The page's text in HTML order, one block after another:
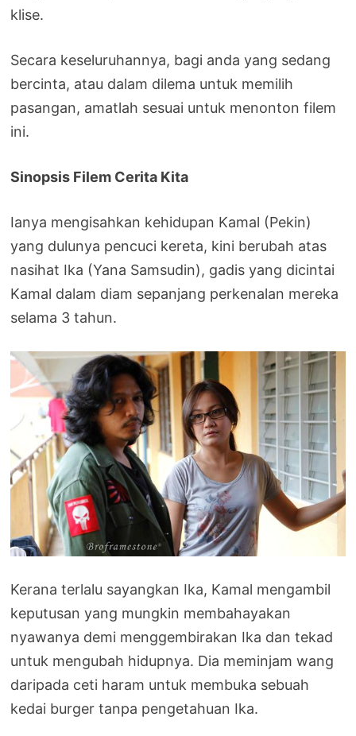
klise.
Secara keseluruhannya, bagi anda yang sedang
bercinta, atau dalam dilema untuk memilih
pasangan, amatlah sesuai untuk menonton filem
ini.
Sinopsis Filem Cerita Kita
Ianya mengisahkan kehidupan Kamal (Pekin)
yang dulunya pencuci kereta, kini berubah atas
nasihat Ika (Yana Samsudin), gadis yang dicintai
Kamal dalam diam sepanjang perkenalan mereka
selama 3 tahun.
Kerana terlalu sayangkan Ika, Kamal mengambil
keputusan yang mungkin membahayakan
nyawanya demi menggembirakan Ika dan tekad
untuk mengubah hidupnya. Dia meminjam wang
daripada ceti haram untuk membuka sebuah
kedai burger tanpa pengetahuan Ika.